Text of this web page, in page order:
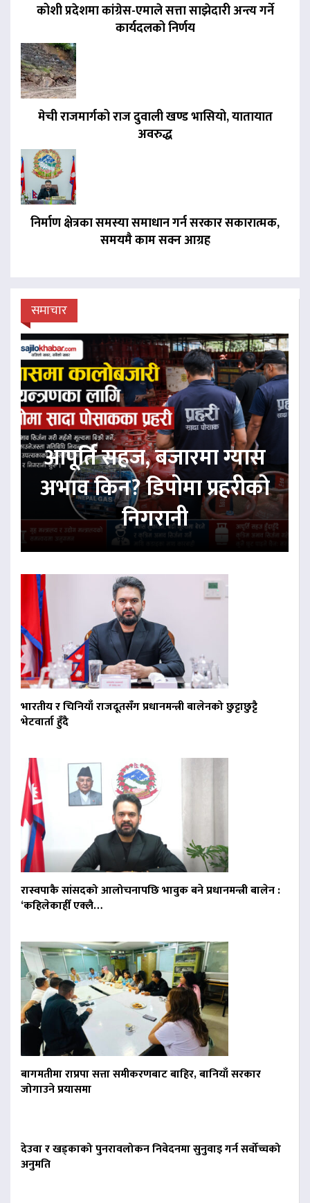
कोशी प्रदेशमा कांग्रेस-एमाले सत्ता साझेदारी अन्त्य गर्ने
कार्यदलको निर्णय
मेची राजमार्गको राज दुवाली खण्ड भासियो, यातायात
अवरुद्ध
निर्माण क्षेत्रका समस्या समाधान गर्न सरकार सकारात्मक,
समयमै काम सक्न आग्रह
समाचार
आपूर्ति सहज, बजारमा ग्यास
अभाव किन? डिपोमा प्रहरीको
निगरानी
भारतीय र चिनियाँ राजदूतसँग प्रधानमन्त्री बालेनको छुट्टाछुट्टै
भेटवार्ता हुँदै
रास्वपाकै सांसदको आलोचनापछि भावुक बने प्रधानमन्त्री बालेन :
‘कहिलेकाहीँ एक्लै…
बागमतीमा राप्रपा सत्ता समीकरणबाट बाहिर, बानियाँ सरकार
जोगाउने प्रयासमा
देउवा र खड्काको पुनरावलोकन निवेदनमा सुनुवाइ गर्न सर्वोच्चको
अनुमति